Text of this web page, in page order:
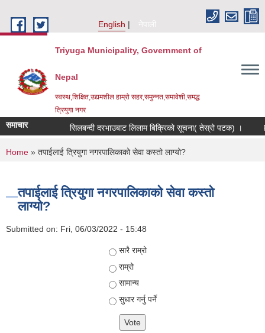
English
नेपाली
Triyuga Municipality, Government of
Nepal
स्वस्थ,शिक्षित,उद्यमशील हाम्रो सहर,समुन्नत,समावेशी,समद्ध
त्रियुगा नगर
समाचार सिलबन्दी दरभाउबाट लिलाम बिक्रिको सूचना( तेस्रो पटक) ।
You are here
Home » तपाईलाई त्रियुगा नगरपालिकाको सेवा कस्तो लाग्यो?
तपाईलाई त्रियुगा नगरपालिकाको सेवा कस्तो
लाग्यो?
Submitted on: Fri, 06/03/2022 - 15:48
Choices
सारै राम्रो
राम्रो
सामान्य
सुधार गर्नु पर्ने